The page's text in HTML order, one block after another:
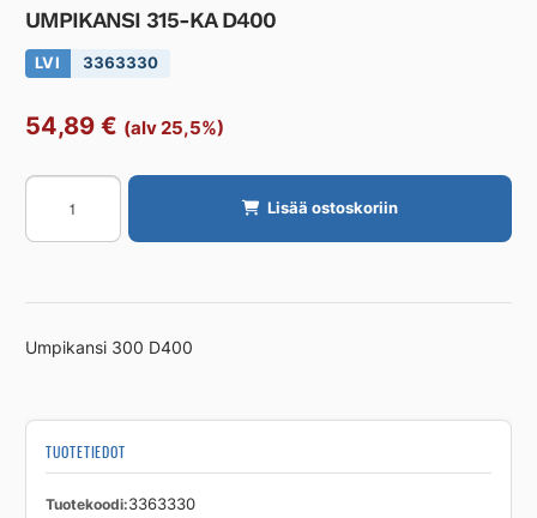
UMPIKANSI 315-KA D400
LVI 3363330
54,89 € (alv 25,5%)
UMPIKANSI
KA
määrä
Lisää ostoskoriin
Umpikansi 300 D400
TUOTETIEDOT
Tuotekoodi 3363330